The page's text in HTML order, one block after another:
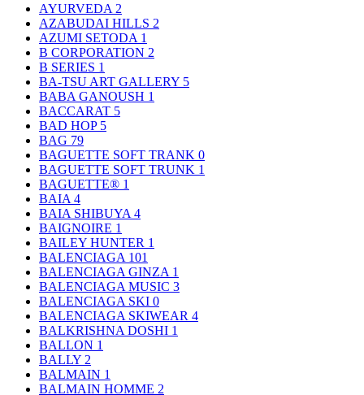
AYURVEDA2
AZABUDAI HILLS 2
AZUMI SETODA 1
B CORPORATION 2
B SERIES 1
BA-TSU ART GALLERY 5
BABA GANOUSH 1
BACCARAT 5
BAD HOP 5
BAG 79
BAGUETTE SOFT TRANK 0
BAGUETTE SOFT TRUNK 1
BAGUETTE® 1
BAIA4
BAIA SHIBUYA4
BAIGNOIRE 1
BAILEY HUNTER 1
BALENCIAGA 101
BALENCIAGA GINZA 1
BALENCIAGA MUSIC 3
BALENCIAGA SKI 0
BALENCIAGA SKIWEAR 4
BALKRISHNA DOSHI 1
BALLON 1
BALLY 2
BALMAIN 1
BALMAIN HOMME 2